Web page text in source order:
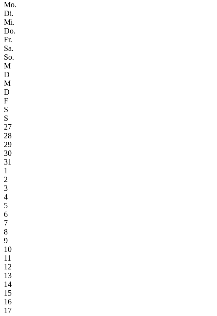
Mo.
Di.
Mi.
Do.
Fr.
Sa.
So.
M
D
M
D
F
S
S
27
28
29
30
31
1
2
3
4
5
6
7
8
9
10
11
12
13
14
15
16
17